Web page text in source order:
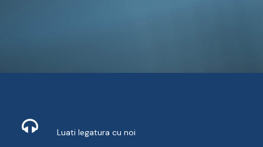
Luati legatura cu noi